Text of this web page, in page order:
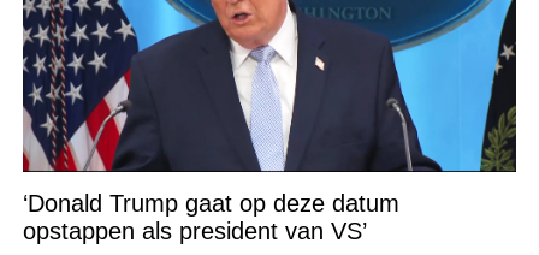
‘Donald Trump gaat op deze datum
opstappen als president van VS’